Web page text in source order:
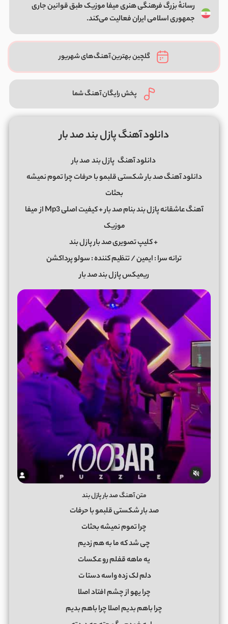
رسانهٔ بزرگ فرهنگی هنری میفا موزیک طبق قوانین جاری
جمهوری اسلامی ایران فعالیت می‌کند.
گلچین بهترین آهنگ‌های شهریور
پخش رایگان آهنگ شما
دانلود آهنگ پازل بند صد بار
دانلود آهنگ پازل بندصد بار
دانلود آهنگ صد بار شکستی قلبمو با حرفات چرا تموم نمیشه
بحثات
آهنگ عاشقانه پازل بند بنام صد بار + کیفیت اصلی Mp3 از
میفا
موزیک
+ کلیپ تصویری صد بار پازل بند
ترانه سرا : ایمین / تنظیم کننده : سولو پرداکشن
ریمیکس پازل بند صد بار
متن آهنگ صد بار پازل بند
صد بار شکستی قلبمو با حرفات
چرا تموم نمیشه بحثات
چی شد که ما به هم زدیم
یه ماهه قفلم رو عکسات
دلم لک زده واسه دستات
چرا یهو از چشم افتاد اصلا
چرا باهم بدیم اصلا چرا باهم بدیم